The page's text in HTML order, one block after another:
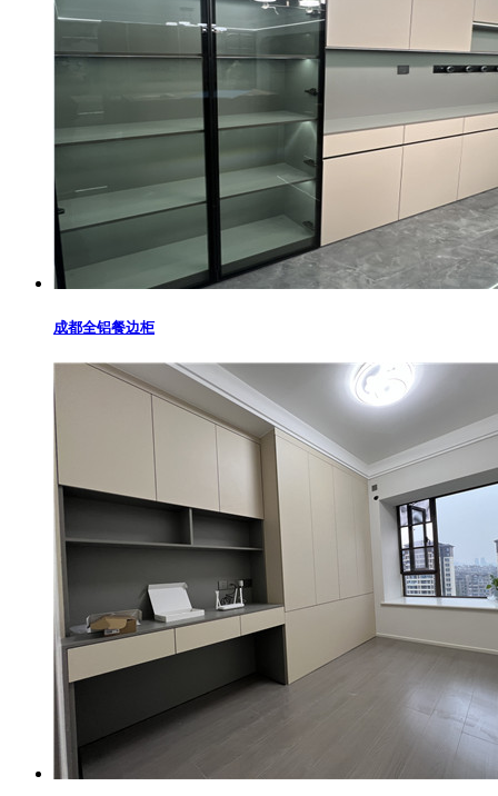
成都全铝餐边柜